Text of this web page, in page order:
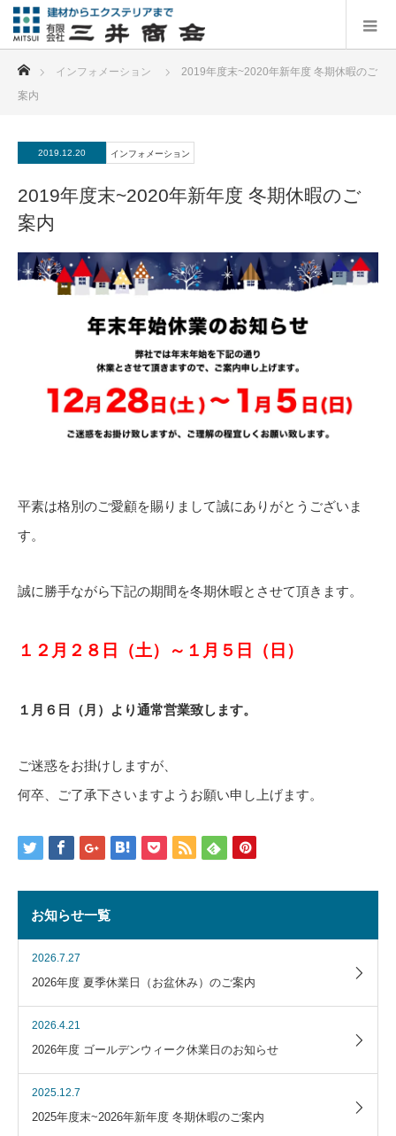
インフォメーション
2019年度末~2020年新年度 冬期休暇のご
案内
2019.12.20 インフォメーション
2019年度末~2020年新年度 冬期休暇のご
案内
平素は格別のご愛顧を賜りまして誠にありがとうございま
す。
誠に勝手ながら下記の期間を冬期休暇とさせて頂きます。
１２月２８日（土）～１月５日（日）
１月６日（月）より通常営業致します。
ご迷惑をお掛けしますが、
何卒、ご了承下さいますようお願い申し上げます。
お知らせ一覧
2026.7.27
2026年度 夏季休業日（お盆休み）のご案内
2026.4.21
2026年度 ゴールデンウィーク休業日のお知らせ
2025.12.7
2025年度末~2026年新年度 冬期休暇のご案内